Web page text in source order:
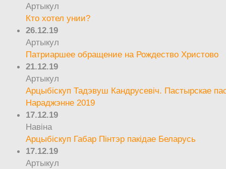
Артыкул
Кто хотел унии?
26.12.19
Артыкул
Патриаршее обращение на Рождество Христово
21.12.19
Артыкул
Арцыбіскуп Тадэвуш Кандрусевіч. Пастырскае
Нараджэнне 2019
17.12.19
Навіна
Арцыбіскуп Габар Пінтэр пакідае Беларусь
17.12.19
Артыкул